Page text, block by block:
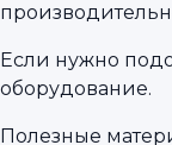
Если нужно
оборудование.
Полезные